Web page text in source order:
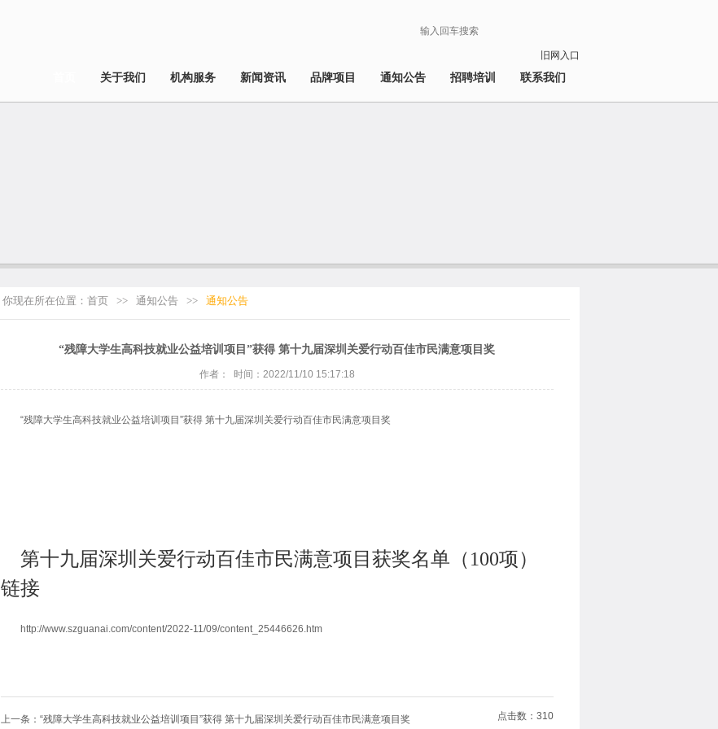
旧网入口
关于我们 机构服务 新闻资讯 品牌项目 通知公告 招聘培训 联系我们
你现在所在位置： 首页 >> 通知公告 >> 通知公告
“残障大学生高科技就业公益培训项目”获得 第十九届深圳关爱行动百佳市民满意项目奖
作者： 时间：2022/11/10 15:17:18
“残障大学生高科技就业公益培训项目”获得 第十九届深圳关爱行动百佳市民满意项目奖
第十九届深圳关爱行动百佳市民满意项目获奖名单（100项）
链接
http://www.szguanai.com/content/2022-11/09/content_25446626.htm
上一条： “残障大学生高科技就业公益培训项目”获得 第十九届深圳关爱行动百佳市民满意项目奖 点击数： 310